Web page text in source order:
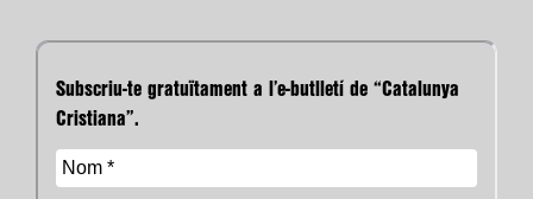
Subscriu-te gratuïtament a l’e-butlletí de “Catalunya
Cristiana”.